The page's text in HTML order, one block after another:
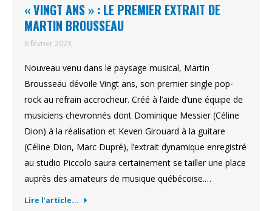
« VINGT ANS » : LE PREMIER EXTRAIT DE
MARTIN BROUSSEAU
6 février 2023
Nouveau venu dans le paysage musical, Martin
Brousseau dévoile Vingt ans, son premier single pop-
rock au refrain accrocheur. Créé à l’aide d’une équipe de
musiciens chevronnés dont Dominique Messier (Céline
Dion) à la réalisation et Keven Girouard à la guitare
(Céline Dion, Marc Dupré), l’extrait dynamique enregistré
au studio Piccolo saura certainement se tailler une place
auprès des amateurs de musique québécoise.…
Lire l'article...